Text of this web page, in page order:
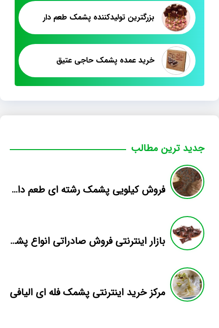
بزرگترین تولیدکننده پشمک طعم دار
خرید عمده پشمک حاجی عتیق
جدید ترین مطالب
فروش کیلویی پشمک رشته ای طعم دار میوه
بازار اینترنتی فروش صادراتی انواع پشمک الیافی/شکلاتی
مرکز خرید اینترنتی پشمک فله ای الیافی